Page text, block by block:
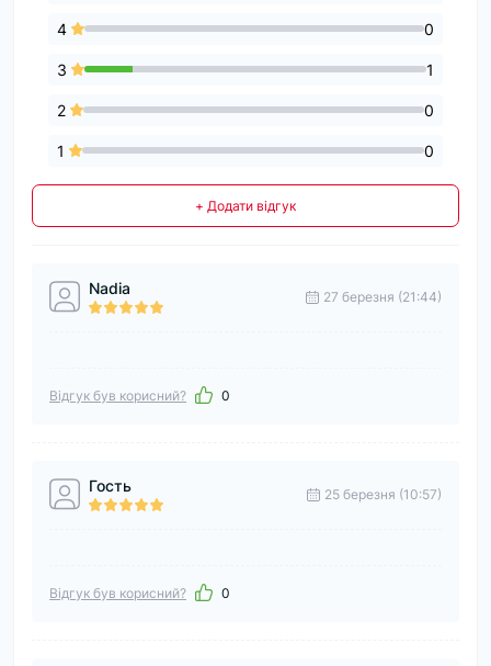
4 0
3 1
2 0
1 0
+ Додати відгук
Nadia 27 березня (21:44)
Відгук був корисний? 0
Гость 25 березня (10:57)
Відгук був корисний? 0